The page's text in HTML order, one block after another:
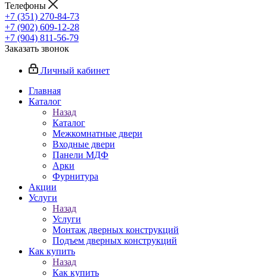
Телефоны
+7 (351) 270-84-73
+7 (902) 609-12-28
+7 (904) 811-56-79
Заказать звонок
Личный кабинет
Главная
Каталог
Назад
Каталог
Межкомнатные двери
Входные двери
Панели МДФ
Арки
Фурнитура
Акции
Услуги
Назад
Услуги
Монтаж дверных конструкций
Подъем дверных конструкций
Как купить
Назад
Как купить